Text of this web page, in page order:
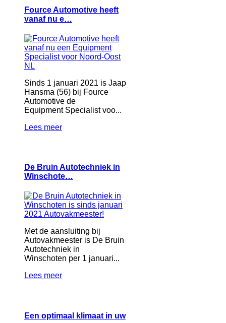
Fource Automotive heeft
vanaf nu e…
Sinds 1 januari 2021 is Jaap
Hansma (56) bij Fource
Automotive de
Equipment Specialist voo...
Lees meer
De Bruin Autotechniek in
Winschote…
Met de aansluiting bij
Autovakmeester is De Bruin
Autotechniek in
Winschoten per 1 januari...
Lees meer
Een optimaal klimaat in uw